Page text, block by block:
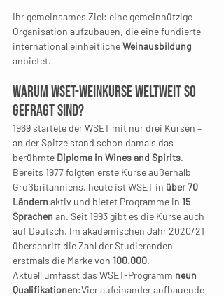
Ihr gemeinsames Ziel: eine gemeinnützige
Organisation aufzubauen, die eine fundierte,
international einheitliche Weinausbildung
anbietet.
Warum WSET-Weinkurse weltweit so
gefragt sind?
1969 startete der WSET mit nur drei Kursen –
an der Spitze stand schon damals das
berühmte Diploma in Wines and Spirits.
Bereits 1977 folgten erste Kurse außerhalb
Großbritanniens, heute ist WSET in über 70
Ländern aktiv und bietet Programme in 15
Sprachen an. Seit 1993 gibt es die Kurse auch
auf Deutsch. Im akademischen Jahr 2020/21
überschritt die Zahl der Studierenden
erstmals die Marke von 100.000.
Aktuell umfasst das WSET-Programm neun
Qualifikationen:Vier aufeinander aufbauende